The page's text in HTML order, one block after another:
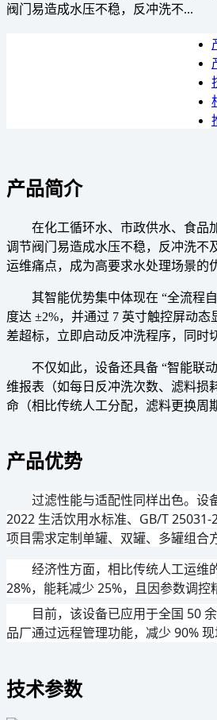
阀门易造成水压不稳，反冲洗不...
产品简介
在化工循环水、市政供水、食品
调节阀门易造成水压不稳，反冲洗不
运维痛点，成为高要求水处理场景的
其智能优势集中体现在 “全流程
度达 ±2%，并通过 7 英寸触控屏动
差超标，立即启动反冲洗程序，同时
不仅如此，设备还具备 “智能联
维报表（如每日反冲洗次数、滤料损
命（相比传统人工分配，滤料更换周
产品优势
过滤性能与适配性同样出色。设
2022 生活饮用水标准、GB/T
项目需求定制单罐、双罐、多罐组合
经济性方面，相比传统人工运维
28%，能耗减少 25%，且因参数调
目前，该设备已应用于全国 50
品厂通过远程管理功能，减少 90%
技术参数